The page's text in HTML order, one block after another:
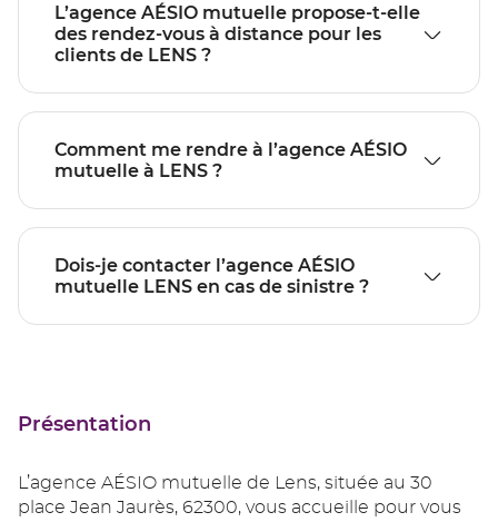
L’agence AÉSIO mutuelle propose-t-elle
des rendez-vous à distance pour les
clients de LENS ?
Comment me rendre à l’agence AÉSIO
mutuelle à LENS ?
Dois-je contacter l’agence AÉSIO
mutuelle LENS en cas de sinistre ?
Présentation
L’agence AÉSIO mutuelle de Lens, située au 30
place Jean Jaurès, 62300, vous accueille pour vous